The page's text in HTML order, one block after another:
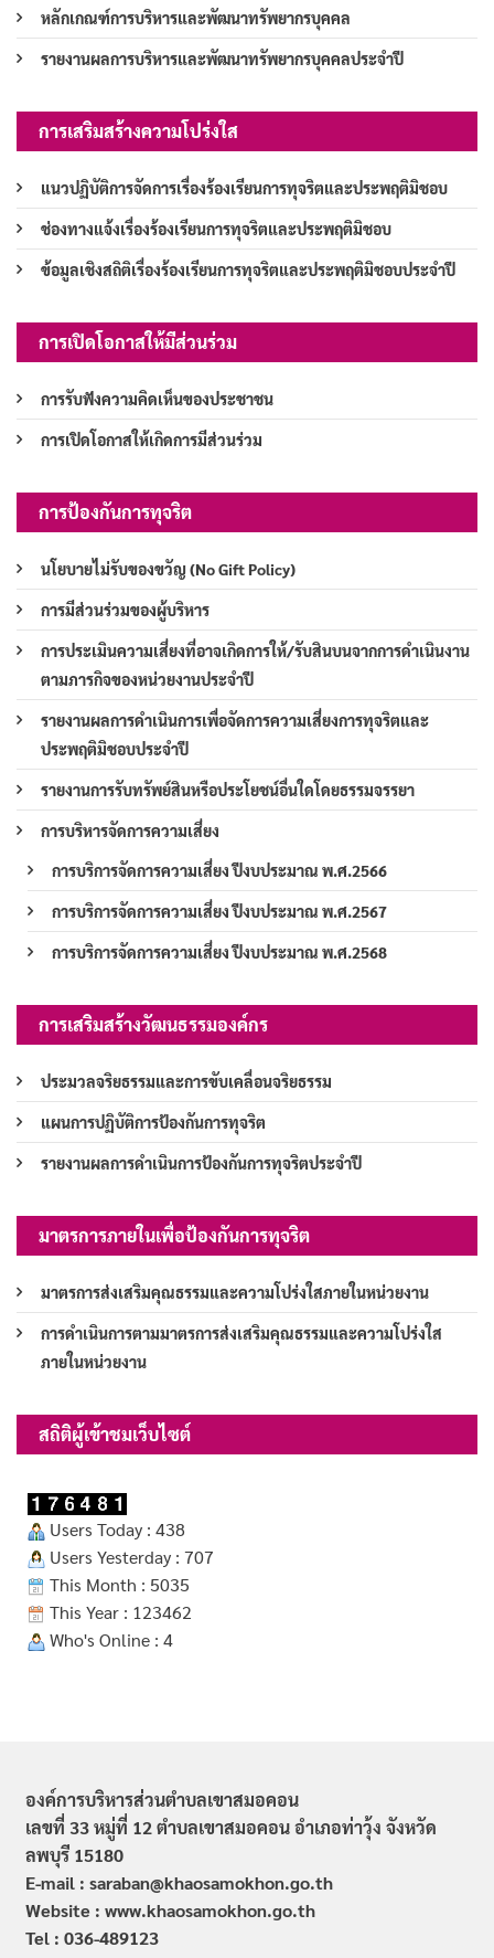
หลักเกณฑ์การบริหารและพัฒนาทรัพยากรบุคคล
รายงานผลการบริหารและพัฒนาทรัพยากรบุคคลประจำปี
การเสริมสร้างความโปร่งใส
แนวปฏิบัติการจัดการเรื่องร้องเรียนการทุจริตและประพฤติมิชอบ
ช่องทางแจ้งเรื่องร้องเรียนการทุจริตและประพฤติมิชอบ
ข้อมูลเชิงสถิติเรื่องร้องเรียนการทุจริตและประพฤติมิชอบประจำปี
การเปิดโอกาสให้มีส่วนร่วม
การรับฟังความคิดเห็นของประชาชน
การเปิดโอกาสให้เกิดการมีส่วนร่วม
การป้องกันการทุจริต
นโยบายไม่รับของขวัญ (No Gift Policy)
การมีส่วนร่วมของผู้บริหาร
การประเมินความเสี่ยงที่อาจเกิดการให้/รับสินบนจากการดำเนินงาน
ตามภารกิจของหน่วยงานประจำปี
รายงานผลการดำเนินการเพื่อจัดการความเสี่ยงการทุจริตและ
ประพฤติมิชอบประจำปี
รายงานการรับทรัพย์สินหรือประโยชน์อื่นใดโดยธรรมจรรยา
การบริหารจัดการความเสี่ยง
การบริการจัดการความเสี่ยง ปีงบประมาณ พ.ศ.2566
การบริการจัดการความเสี่ยง ปีงบประมาณ พ.ศ.2567
การบริการจัดการความเสี่ยง ปีงบประมาณ พ.ศ.2568
การเสริมสร้างวัฒนธรรมองค์กร
ประมวลจริยธรรมและการขับเคลื่อนจริยธรรม
แผนการปฏิบัติการป้องกันการทุจริต
รายงานผลการดำเนินการป้องกันการทุจริตประจำปี
มาตรการภายในเพื่อป้องกันการทุจริต
มาตรการส่งเสริมคุณธรรมและความโปร่งใสภายในหน่วยงาน
การดำเนินการตามมาตรการส่งเสริมคุณธรรมและความโปร่งใส
ภายในหน่วยงาน
สถิติผู้เข้าชมเว็บไซต์
Users Today : 438
Users Yesterday : 707
This Month : 5035
This Year : 123462
Who's Online : 4
องค์การบริหารส่วนตำบลเขาสมอคอน
เลขที่ 33 หมู่ที่ 12 ตำบลเขาสมอคอน อำเภอท่าวุ้ง จังหวัด
ลพบุรี 15180
E-mail : saraban@khaosamokhon.go.th
Website : www.khaosamokhon.go.th
Tel : 036-489123